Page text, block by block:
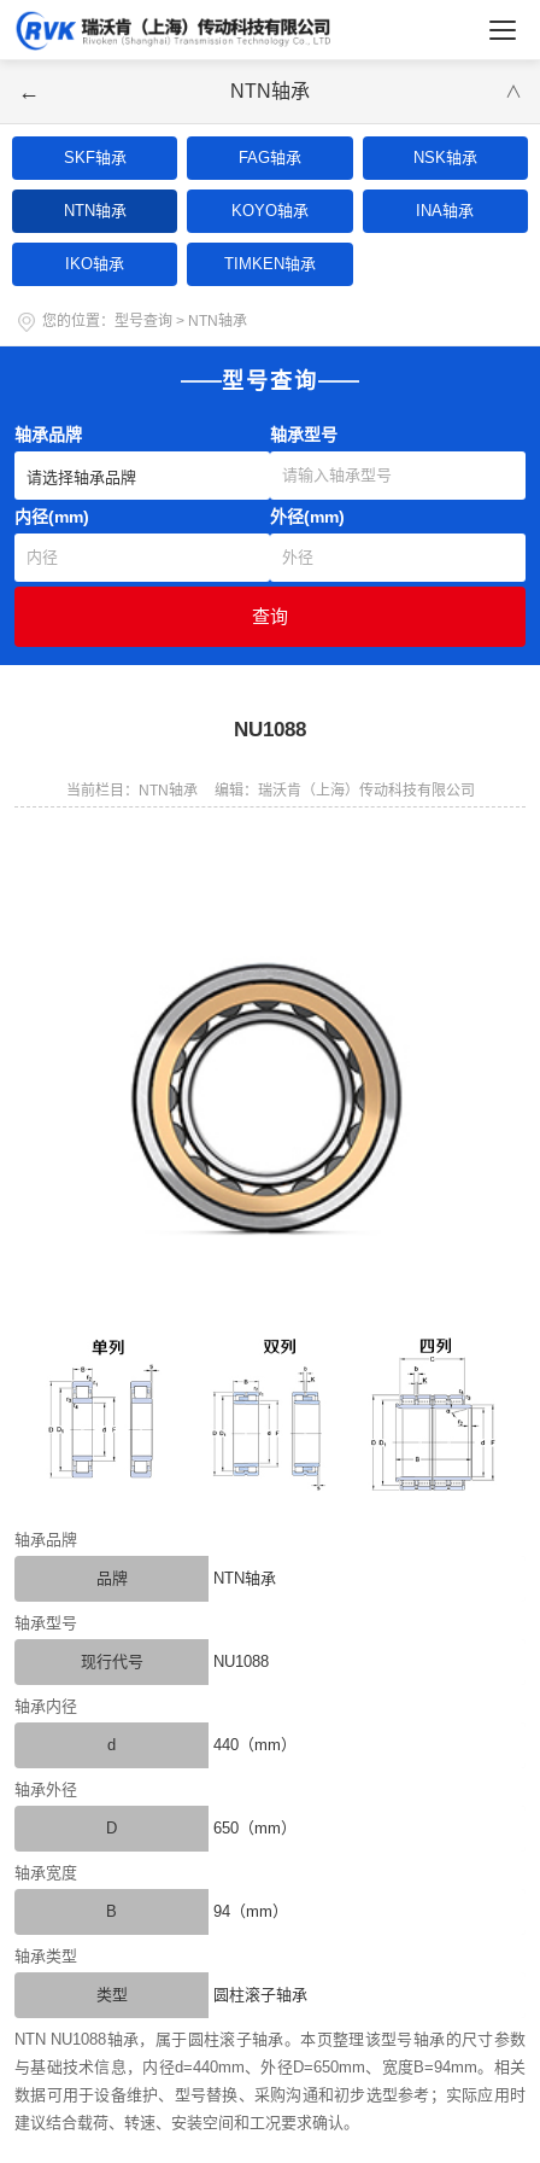
← NTN轴承 ∨
SKF轴承 FAG轴承 NSK轴承
NTN轴承 KOYO轴承 INA轴承
IKO轴承 TIMKEN轴承
您的位置： 型号查询 > NTN轴承
型号查询
轴承品牌 轴承型号
内径(mm) 外径(mm)
NU1088
当前栏目：NTN轴承 编辑：瑞沃肯（上海）传动科技有限公司
轴承品牌
品牌 NTN轴承
轴承型号
现行代号 NU1088
轴承内径
d 440（mm）
轴承外径
D 650（mm）
轴承宽度
B 94（mm）
轴承类型
类型 圆柱滚子轴承
NTN NU1088轴承，属于圆柱滚子轴承。本页整理该型号轴承的尺寸参数
与基础技术信息，内径d=440mm、外径D=650mm、宽度B=94mm。相关
数据可用于设备维护、型号替换、采购沟通和初步选型参考；实际应用时
建议结合载荷、转速、安装空间和工况要求确认。